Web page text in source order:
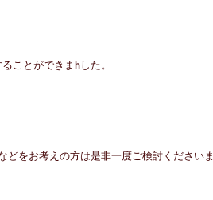
ことができまhした。
どをお考えの方は是非一度ご検討くださいま